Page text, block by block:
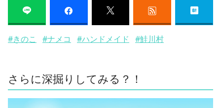
#きのこ #ナメコ #ハンドメイド #鮭川村
さらに深掘りしてみる？！